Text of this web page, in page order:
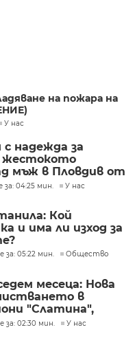
на пожара на
У нас
надежда за
жестокото
мъж в Пловдив от
за: 04:25 мин. У нас
Кой
и има ли изход за
за: 05:22 мин. Общество
месеца: Нова
в
"Слатина",
за: 02:30 мин. У нас